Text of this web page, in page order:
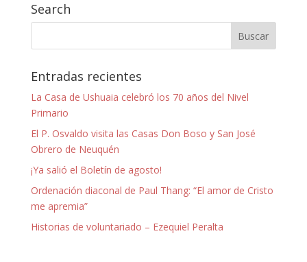
Search
Entradas recientes
La Casa de Ushuaia celebró los 70 años del Nivel
Primario
El P. Osvaldo visita las Casas Don Boso y San José
Obrero de Neuquén
¡Ya salió el Boletín de agosto!
Ordenación diaconal de Paul Thang: “El amor de Cristo
me apremia”
Historias de voluntariado – Ezequiel Peralta